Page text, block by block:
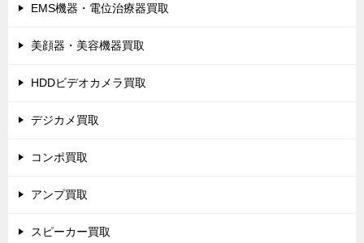
EMS機器・電位治療器買取
美顔器・美容機器買取
HDDビデオカメラ買取
デジカメ買取
コンポ買取
アンプ買取
スピーカー買取